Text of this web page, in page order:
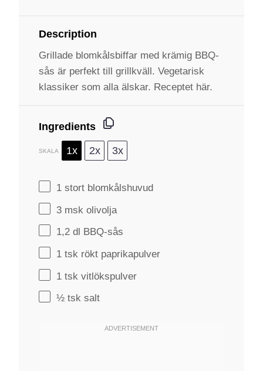
Description
Grillade blomkålsbiffar med krämig BBQ-
sås är perfekt till grillkväll. Vegetarisk
klassiker som alla älskar. Receptet här.
Ingredients
SKALA 1x 2x 3x
1 stort blomkålshuvud
3 msk olivolja
1,2 dl BBQ-sås
1 tsk rökt paprikapulver
1 tsk vitlökspulver
½ tsk salt